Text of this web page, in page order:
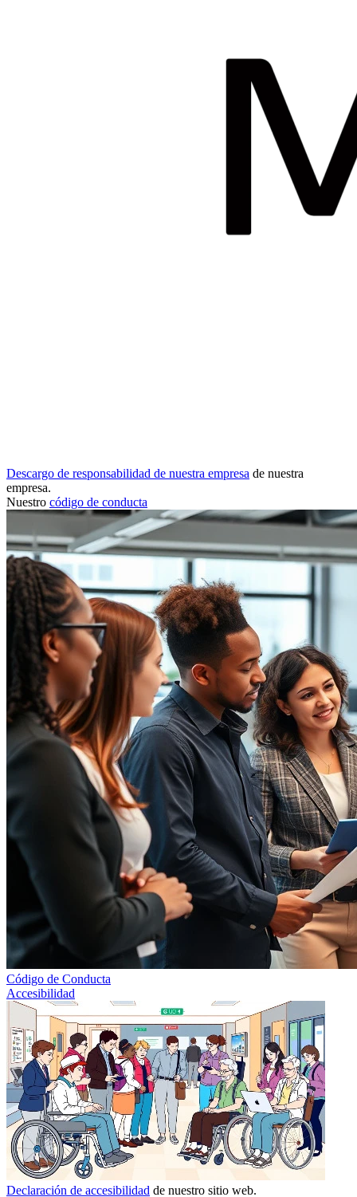
Descargo de responsabilidad de nuestra empresa de nuestra
empresa.
Nuestro código de conducta
Código de Conducta
Accesibilidad
Declaración de accesibilidad de nuestro sitio web.